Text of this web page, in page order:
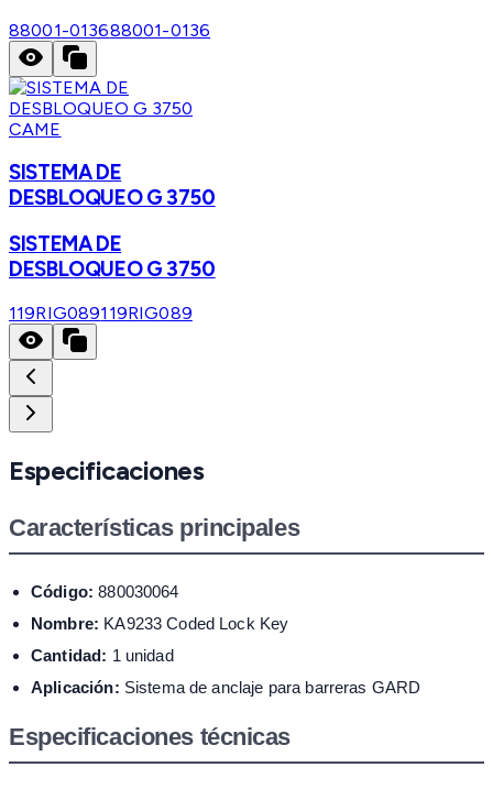
88001-013688001-0136
CAME
SISTEMA DE
DESBLOQUEO G 3750
SISTEMA DE
DESBLOQUEO G 3750
119RIG089119RIG089
Especificaciones
Características principales
Código: 880030064
Nombre: KA9233 Coded Lock Key
Cantidad: 1 unidad
Aplicación: Sistema de anclaje para barreras GARD
Especificaciones técnicas